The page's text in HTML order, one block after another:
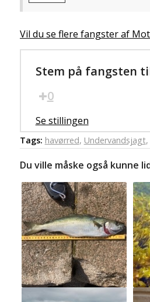
Vil du se flere fangster af
Stem på fangsten
0
Se stillingen
Tags: havørred, Undervandsjagt,
Du ville måske også kunne